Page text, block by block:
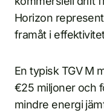
Horizon
framåt i
En typisk TGV M
€25 miljoner och
mindre energi